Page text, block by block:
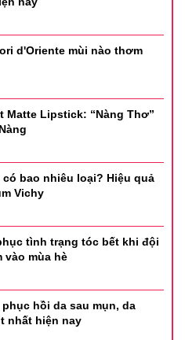
thoa đều lên khu vực cô bé ,
lần trong 1 ngày. 1 ngày chỉ nên
trắng nhiều thì dùng 2 lần / ngày
d'Oriente mùi nào thơm
Matte Lipstick: “Nàng Thơ”
có bao nhiêu loại? Hiệu quả
Vichy
tình trạng tóc bết khi đội
vào mùa hè
phục hồi da sau mụn, da
nhất hiện nay